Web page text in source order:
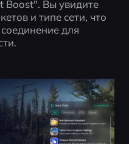
Boost". Вы увидите
и типе сети, что
для